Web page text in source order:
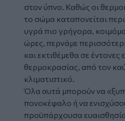
στον ύπνο. Καθώς οι
το σώμα καταπονείται
υγρά πιο γρήγορα,
ώρες, περνάμε
και εκτιθέμεθα σε έντονες
θερμοκρασίας, από τον
κλιματιστικό.
Όλα αυτά μπορούν να
πονοκέφαλο ή να
προϋπάρχουσα